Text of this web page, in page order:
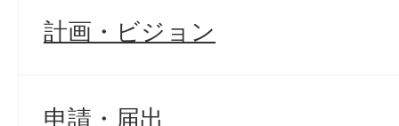
計画・ビジョン
申請・届出